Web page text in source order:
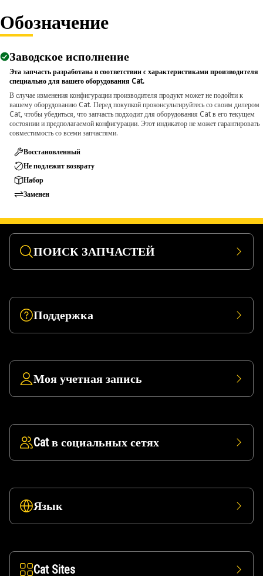
Обозначение
Заводское исполнение
Эта запчасть разработана в соответствии с характеристиками производителя
специально для вашего оборудования Cat.
В случае изменения конфигурации производителя продукт может не подойти к
вашему оборудованию Cat. Перед покупкой проконсультируйтесь со своим дилером
Cat, чтобы убедиться, что запчасть подходит для оборудования Cat в его текущем
состоянии и предполагаемой конфигурации. Этот индикатор не может гарантировать
совместимость со всеми запчастями.
Восстановленный
Не подлежит возврату
Набор
Заменен
ПОИСК ЗАПЧАСТЕЙ
Поддержка
Моя учетная запись
Cat в социальных сетях
Язык
Cat Sites